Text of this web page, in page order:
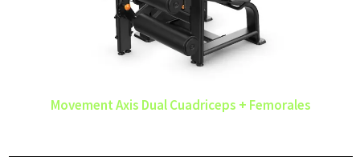
Movement Axis Dual Cuadriceps + Femorales